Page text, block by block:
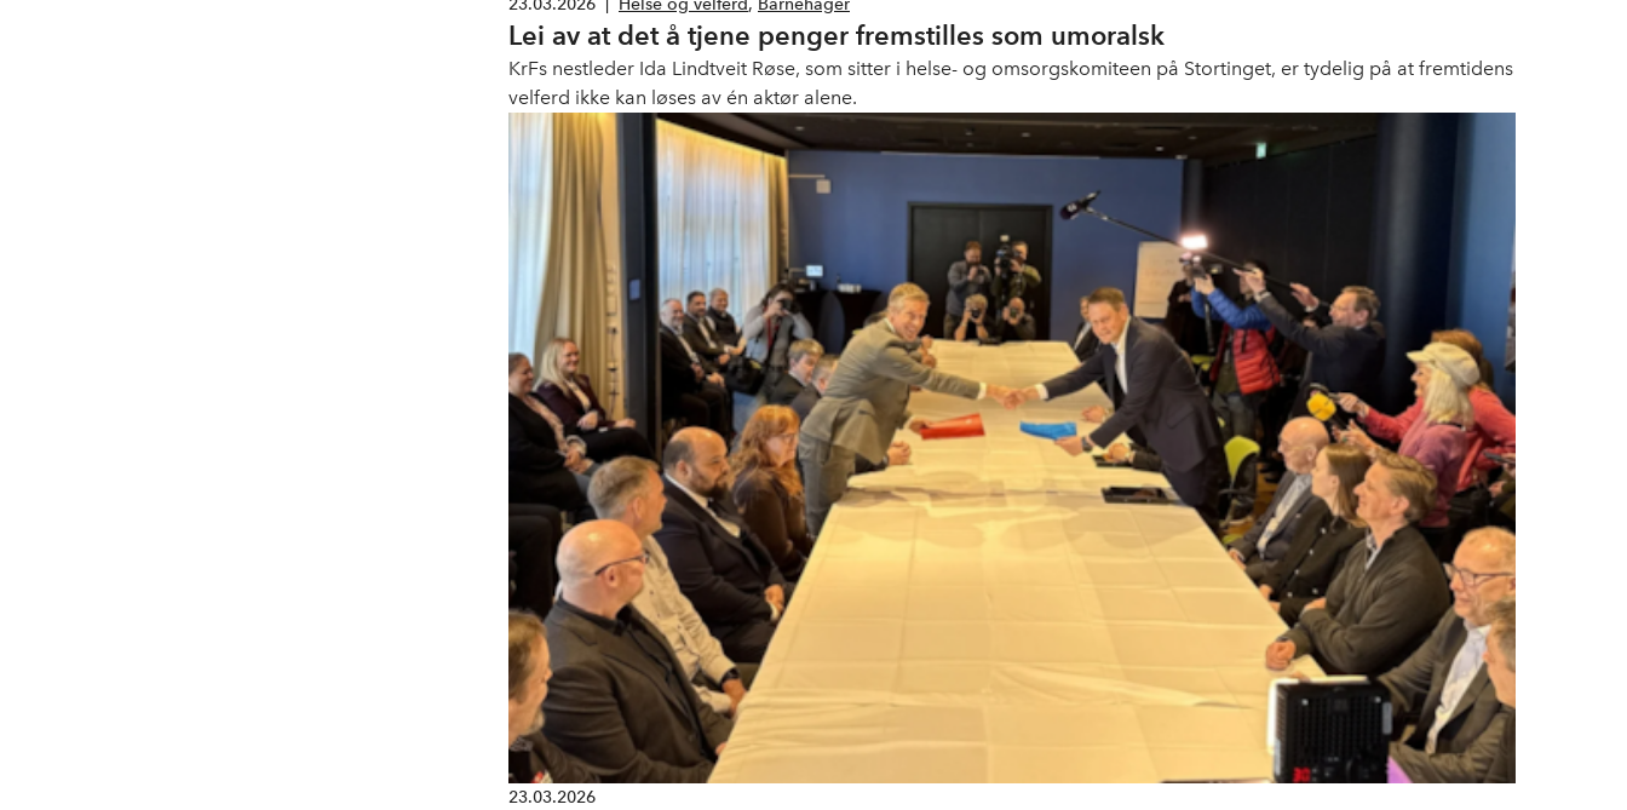
23.03.2026 Helse og velferd, Barnehager
Lei av at det å tjene penger fremstilles som umoralsk
KrFs nestleder Ida Lindtveit Røse, som sitter i helse- og omsorgskomiteen på Stortinget, er tydelig på at fremtidens
velferd ikke kan løses av én aktør alene.
23.03.2026